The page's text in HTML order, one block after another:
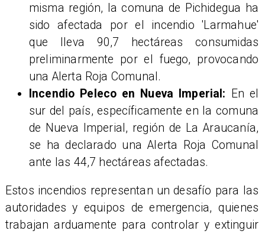
misma región, la comuna de Pichidegua ha
sido afectada por el incendio 'Larmahue'
que lleva 90,7 hectáreas consumidas
preliminarmente por el fuego, provocando
una Alerta Roja Comunal.
Incendio Peleco en Nueva Imperial: En el
sur del país, específicamente en la comuna
de Nueva Imperial, región de La Araucanía,
se ha declarado una Alerta Roja Comunal
ante las 44,7 hectáreas afectadas.
Estos incendios representan un desafío para las
autoridades y equipos de emergencia, quienes
trabajan arduamente para controlar y extinguir